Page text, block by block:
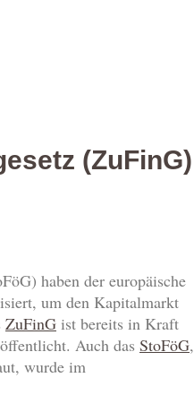
(ZuFinG)
haben der europäische
um den Kapitalmarkt
ZuFinG ist bereits in Kraft
Auch das StoFöG,
wurde im